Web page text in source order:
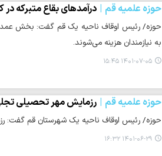
حوزه علمیه قم درآمدهای بقاع متبرکه
حوزه/ رئیس اوقاف ناحیه یک قم گفت: بخش
به نیازمندان هزینه می‌شوند.
۱۴۰۱-۰۷-۰۵ ۱۵:۴۵
حوزه علمیه قم رزمایش مهر تحصیلی
حوزه/ رئیس اوقاف ناحیه یک شهرستان قم گفت: رزمایش مهر تحصیلی ۱۴۰۱ با محوریت امور اجتماعی
۱۴۰۱-۰۶-۲۹ ۱۶:۳۲